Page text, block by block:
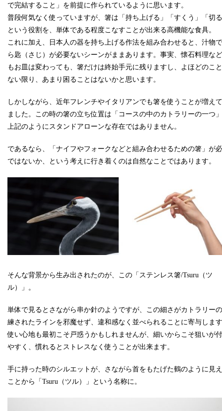
で完結すること」を前提に作られているように思います。
普段何気なく使っていますが、箸は「持ち上げる」「すくう」「切
という役割を、単体である程度こなすことが出来る高機能な食具。
これに加え、日本人の器を持ち上げる作法を組み合わせると、汁物
ら匙（さじ）が必要ないシーンがままあります。事実、懐石料理な
もお皿は変わっても、箸だけは終始手元に残りますし、よほどのこ
ない限り、あまり困ることはないかと思います。
しかしながら、近年フレンチやイタリアンでも箸を使うことが増え
ました。この時の箸の立ち位置は「コースの中のカトラリーの一つ
上記のようにスタンドアローンな存在ではありません。
であるなら、「ナイフやフォークなどと組み合わせるための箸」が
ではないか、という考えに行き着くのは自然なことではあります。
そんな背景から生み出されたのが、この「ステンレス箸/Tsuru（ツ
ル）」。
単体で見るとさながら串か針のようですが、この細さがカトラリー
練されたラインを邪魔せず、違和感なく並べられることに寄与しま
使い心地も最初こそ戸惑うかもしれませんが、細いからこそ狙いが
やすく、慣れるとストレスなく使うことが出来ます。
手に持った時のシルエットが、さながら首をもたげた鶴のように見
ことから「Tsuru（ツル）」という名称に。